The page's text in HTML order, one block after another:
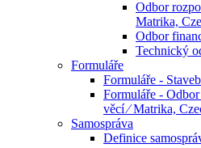
Odbor
Matrika,
Odbor
Technický
Formuláře
Formuláře -
Formuláře -
věcí ⁄ Matrika,
Samospráva
Definice